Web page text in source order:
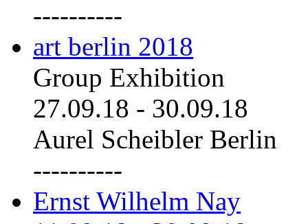
----------
art berlin 2018
Group Exhibition
27.09.18 - 30.09.18
Aurel Scheibler Berlin
----------
Ernst Wilhelm Nay